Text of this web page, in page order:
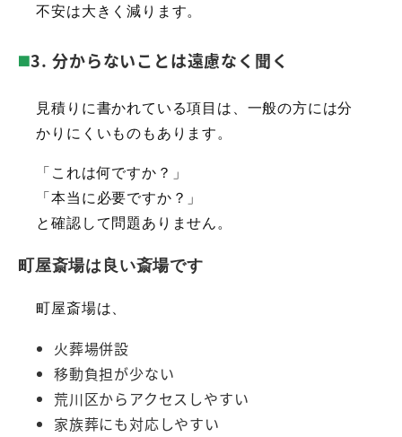
不安は大きく減ります。
3. 分からないことは遠慮なく聞く
見積りに書かれている項目は、一般の方には分
かりにくいものもあります。
「これは何ですか？」
「本当に必要ですか？」
と確認して問題ありません。
町屋斎場は良い斎場です
町屋斎場は、
火葬場併設
移動負担が少ない
荒川区からアクセスしやすい
家族葬にも対応しやすい